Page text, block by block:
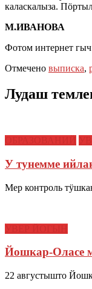
каласкалыза.
М.ИВАНОВА
Фотом интернет
Отмечено выписка,
Лудаш
У тунемме
Мер контроль
Йошкар-Оласе
22 августышто